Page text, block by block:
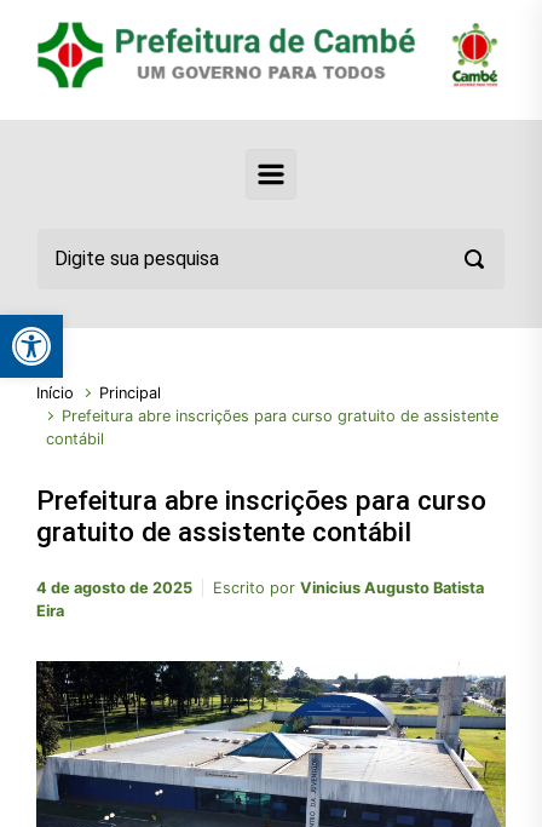
Início
Principal
Prefeitura abre inscrições para curso gratuito de assistente
contábil
Prefeitura abre inscrições para curso
gratuito de assistente contábil
4 de agosto de 2025 Escrito por Vinicius Augusto Batista
Eira
Abrir a barra de ferramentas